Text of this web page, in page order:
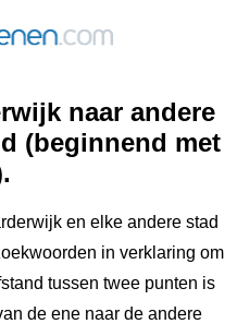
naar andere
(beginnend met
en elke andere stad
in verklaring om
tussen twee punten is
de ene naar de andere